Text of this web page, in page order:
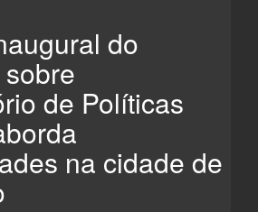
do
de Políticas
na cidade de